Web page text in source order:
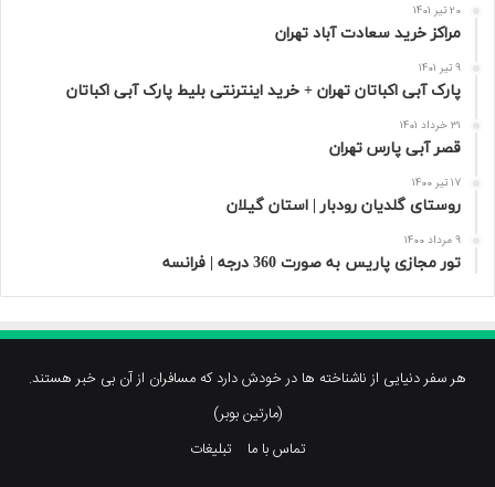
20 تیر 1401
مراکز خرید سعادت‌ آباد تهران
9 تیر 1401
پارک آبی اکباتان تهران + خرید اینترنتی بلیط پارک آبی اکباتان
31 خرداد 1401
قصر آبی پارس تهران
17 تیر 1400
روستای گلدیان رودبار | استان گیلان
9 مرداد 1400
تور مجازی پاریس به صورت 360 درجه | فرانسه
هر سفر دنیایی از ناشناخته ها در خودش دارد که مسافران از آن بی خبر هستند.
(مارتین بوبر)
تماس با ما
تبلیغات